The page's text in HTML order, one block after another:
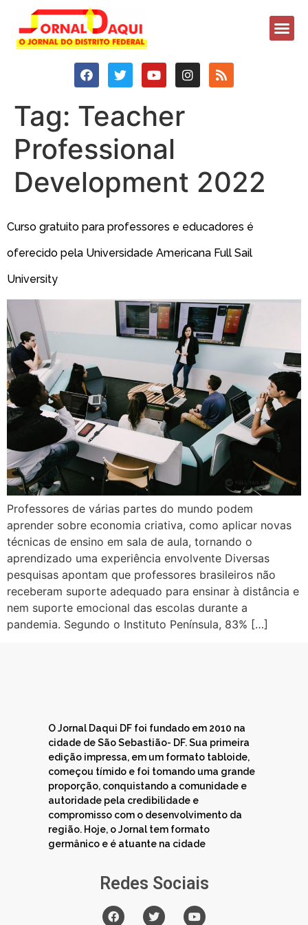
Tag: Teacher
Professional
Development 2022
Curso gratuito para professores e educadores é
oferecido pela Universidade Americana Full Sail
University
Professores de várias partes do mundo podem
aprender sobre economia criativa, como aplicar novas
técnicas de ensino em sala de aula, tornando o
aprendizado uma experiência envolvente Diversas
pesquisas apontam que professores brasileiros não
receberam suporte adequado para ensinar à distância e
nem suporte emocional das escolas durante a
pandemia. Segundo o Instituto Península, 83% […]
O Jornal Daqui DF foi fundado em 2010 na
cidade de São Sebastião- DF. Sua primeira
edição impressa, em um formato tabloide,
começou tímido e foi tomando uma grande
proporção, conquistando a comunidade e
autoridade pela credibilidade e
compromisso com o desenvolvimento da
região. Hoje, o Jornal tem formato
germânico e é atuante na cidade
Redes Sociais